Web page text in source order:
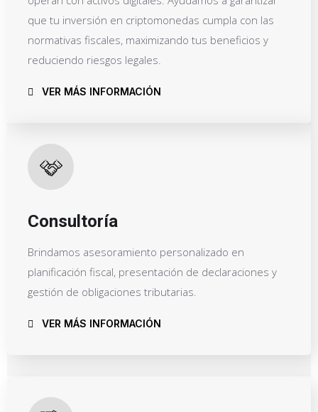
que tu inversión en criptomonedas cumpla con las
normativas fiscales, maximizando tus beneficios y
reduciendo riesgos legales.
VER MÁS INFORMACIÓN
Consultoría
Brindamos asesoramiento personalizado en
planificación fiscal, presentación de declaraciones y
gestión de obligaciones tributarias.
VER MÁS INFORMACIÓN